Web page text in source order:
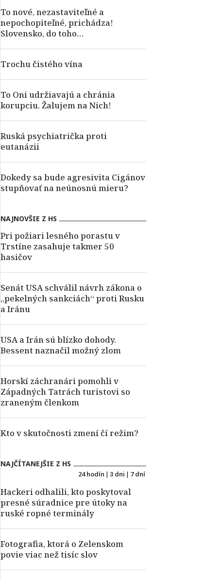
To nové, nezastaviteľné a
nepochopiteľné, prichádza!
Slovensko, do toho…
Trochu čistého vína
To Oni udržiavajú a chránia
korupciu. Žalujem na Nich!
Ruská psychiatrička proti
eutanázii
Dokedy sa bude agresivita Cigánov
stupňovať na neúnosnú mieru?
NAJNOVŠIE Z HS
Pri požiari lesného porastu v
Trstíne zasahuje takmer 50
hasičov
Senát USA schválil návrh zákona o
„pekelných sankciách“ proti Rusku
a Iránu
USA a Irán sú blízko dohody.
Bessent naznačil možný zlom
Horskí záchranári pomohli v
Západných Tatrách turistovi so
zraneným členkom
Kto v skutočnosti zmení čí režim?
NAJČÍTANEJŠIE Z HS
24 hodín | 3 dni | 7 dní
Hackeri odhalili, kto poskytoval
presné súradnice pre útoky na
ruské ropné terminály
Fotografia, ktorá o Zelenskom
povie viac než tisíc slov